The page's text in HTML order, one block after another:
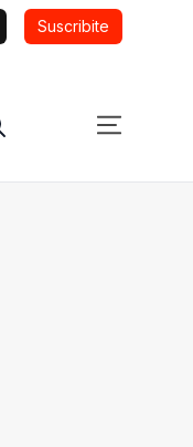
Suscribite